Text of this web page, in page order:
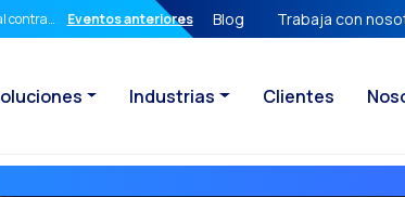
contrato: El poder de la Firma Digital en tus manos
Eventos anteriores Blog Trabaja con
Industrias Clientes